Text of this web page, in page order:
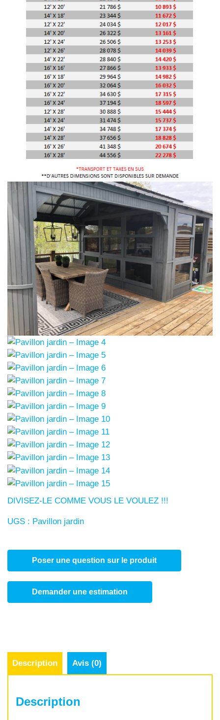
DIVISEZ-LE COMME VOUS LE VOULEZ !!!
UGS : Pavillon jardin
Poser une question sur le produit
Demander une estimation
Description Avis (0)
Description